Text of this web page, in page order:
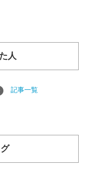
人
記事一覧